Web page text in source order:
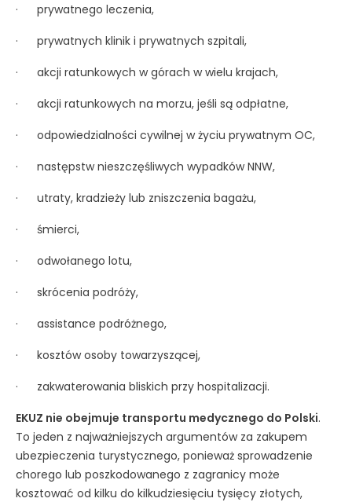
· prywatnego leczenia,
· prywatnych klinik i prywatnych szpitali,
· akcji ratunkowych w górach w wielu krajach,
· akcji ratunkowych na morzu, jeśli są odpłatne,
· odpowiedzialności cywilnej w życiu prywatnym OC,
· następstw nieszczęśliwych wypadków NNW,
· utraty, kradzieży lub zniszczenia bagażu,
· śmierci,
· odwołanego lotu,
· skrócenia podróży,
· assistance podróżnego,
· kosztów osoby towarzyszącej,
· zakwaterowania bliskich przy hospitalizacji.
EKUZ nie obejmuje transportu medycznego do Polski.
To jeden z najważniejszych argumentów za zakupem
ubezpieczenia turystycznego, ponieważ sprowadzenie
chorego lub poszkodowanego z zagranicy może
kosztować od kilku do kilkudziesięciu tysięcy złotych,